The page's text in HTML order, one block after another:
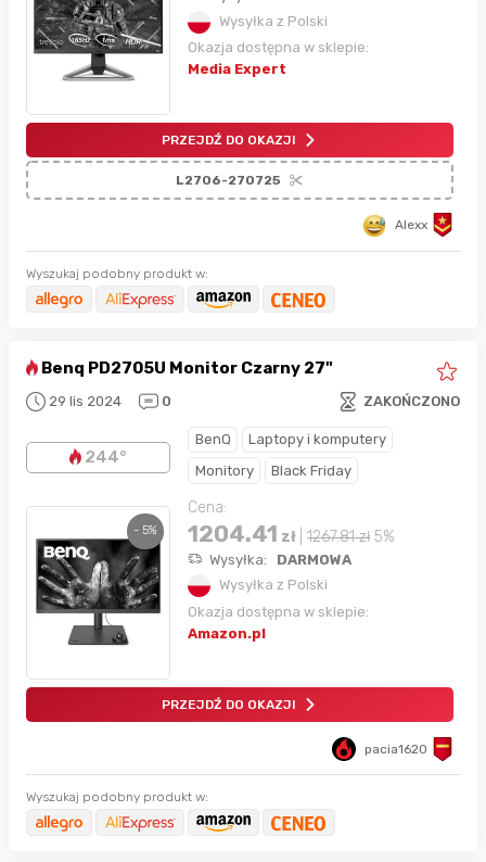
Wysyłka z Polski
Okazja dostępna w sklepie:
Media Expert
PRZEJDŹ DO OKAZJI
L2706-270725
Alexx
Wyszukaj podobny produkt w:
Benq PD2705U Monitor Czarny 27"
29 lis 2024 0 ZAKOŃCZONO
244°
BenQ
Laptopy i komputery
Monitory
Black Friday
- 5%
Cena:
1204.41 zł 1267.81zł 5%
Wysyłka:
DARMOWA
Wysyłka z Polski
Okazja dostępna w sklepie:
Amazon.pl
PRZEJDŹ DO OKAZJI
pacia1620
Wyszukaj podobny produkt w: